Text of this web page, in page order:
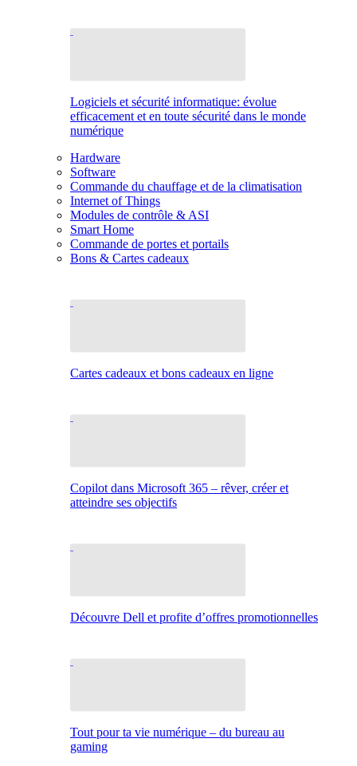
Logiciels et sécurité informatique: évolue
efficacement et en toute sécurité dans le monde
numérique
Hardware
Software
Commande du chauffage et de la climatisation
Internet of Things
Modules de contrôle & ASI
Smart Home
Commande de portes et portails
Bons & Cartes cadeaux
Cartes cadeaux et bons cadeaux en ligne
Copilot dans Microsoft 365 – rêver, créer et
atteindre ses objectifs
Découvre Dell et profite d’offres promotionnelles
Tout pour ta vie numérique – du bureau au
gaming